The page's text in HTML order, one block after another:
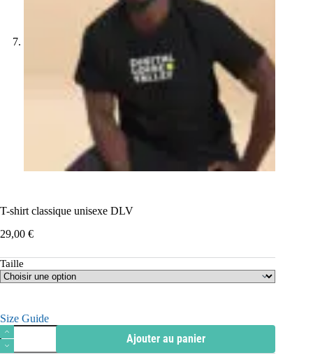
T-shirt classique unisexe DLV
29,00 €
Taille
Size Guide
quantité
de
T-
Ajouter au panier